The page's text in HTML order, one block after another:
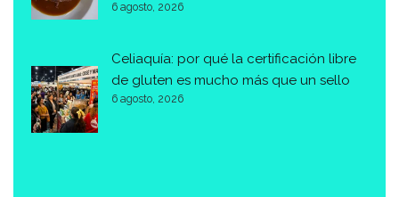
6 agosto, 2026
Celiaquía: por qué la certificación libre
de gluten es mucho más que un sello
6 agosto, 2026